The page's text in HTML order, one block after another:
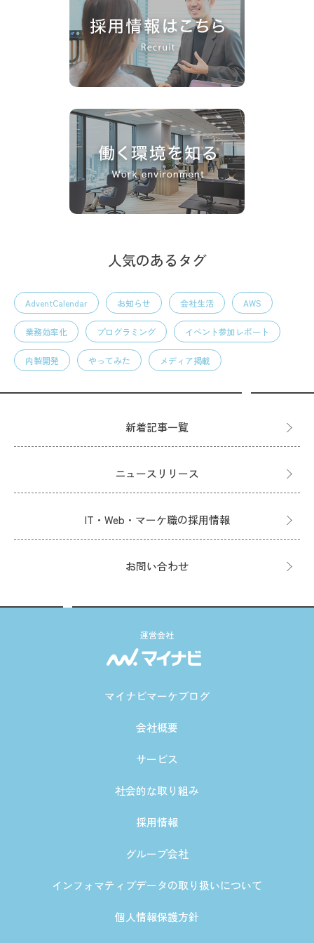
人気のあるタグ
AdventCalendar お知らせ 会社生活 AWS
業務効率化 プログラミング イベント参加レポート
内製開発 やってみた メディア掲載
新着記事一覧
ニュースリリース
IT・Web・マーケ職の採用情報
お問い合わせ
運営会社
マイナビマーケブログ
会社概要
サービス
社会的な取り組み
採用情報
グループ会社
インフォマティブデータの取り扱いについて
個人情報保護方針